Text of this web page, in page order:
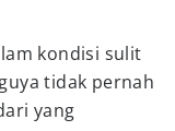
kondisi sulit
tidak pernah
yang